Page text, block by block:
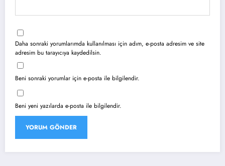
Daha sonraki yorumlarımda kullanılması için adım, e-posta adresim ve site
adresim bu tarayıcıya kaydedilsin.
Beni sonraki yorumlar için e-posta ile bilgilendir.
Beni yeni yazılarda e-posta ile bilgilendir.